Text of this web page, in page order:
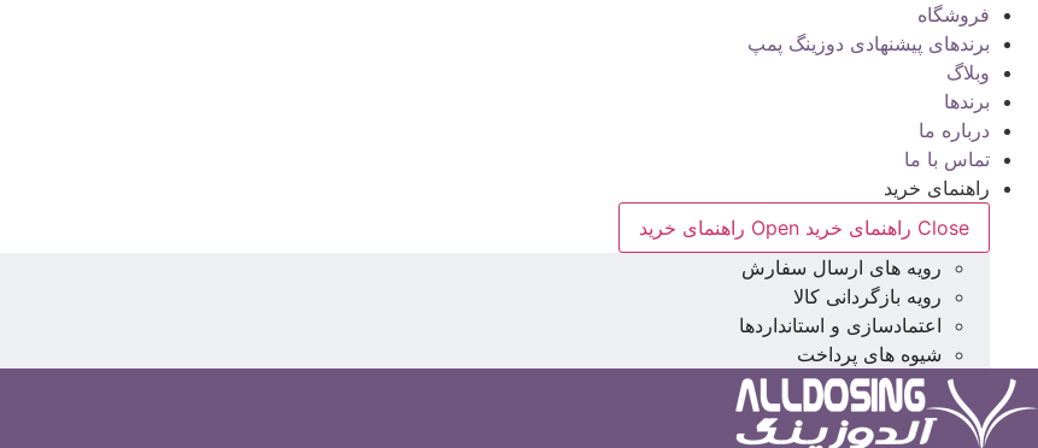
فروشگاه
برندهای پیشنهادی دوزینگ پمپ
وبلاگ
برندها
درباره ما
تماس با ما
راهنمای خرید
Close راهنمای خرید
Open راهنمای خرید
رویه های ارسال سفارش
رویه بازگردانی کالا
اعتمادسازی و استانداردها
شیوه های پرداخت